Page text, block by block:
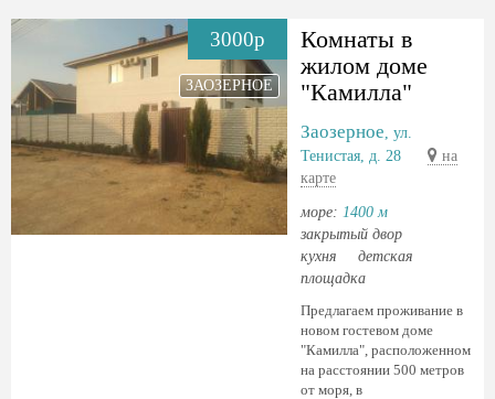
3000р
ЗАОЗЕРНОЕ
Комнаты в
жилом доме
"Камилла"
Заозерное, ул.
Тенистая, д. 28
на
карте
море: 1400 м
закрытый двор
кухня
детская
площадка
Предлагаем проживание в
новом гостевом доме
"Камилла", расположенном
на расстоянии 500 метров
от моря, в